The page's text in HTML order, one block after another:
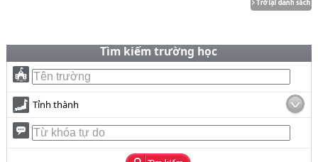
Tìm kiếm trường học
Tỉnh thành